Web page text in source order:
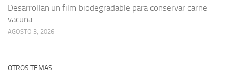
Desarrollan un film biodegradable para conservar carne
vacuna
AGOSTO 3, 2026
OTROS TEMAS